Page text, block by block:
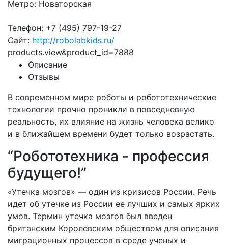
Метро: Новаторская
Телефон: +7 (495) 797-19-27
Сайт: http://robolabkids.ru/
products.view&product_id=7888
Описание
Отзывы
В современном мире роботы и робототехнические
технологии прочно проникли в повседневную
реальность, их влияние на жизнь человека велико
и в ближайшем времени будет только возрастать.
“Робототехника - профессия
будущего!”
«Утечка мозгов» — один из кризисов России. Речь
идет об утечке из России ее лучших и самых ярких
умов. Термин утечка мозгов был введен
британским Королевским обществом для описания
миграционных процессов в среде ученых и